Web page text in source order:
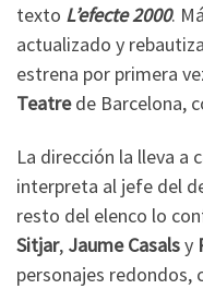
texto L’efecte 2000.
actualizado y
estrena por primera
Teatrede Barcelona,
La dirección la lleva a
interpreta al jefe del
resto del elenco lo
Sitjar, Jaume Casalsy
personajes redondos,